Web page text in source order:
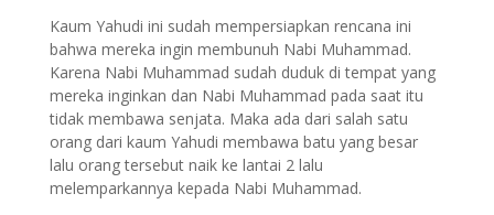
Kaum Yahudi ini sudah mempersiapkan rencana ini
bahwa mereka ingin membunuh Nabi Muhammad.
Karena Nabi Muhammad sudah duduk di tempat yang
mereka inginkan dan Nabi Muhammad pada saat itu
tidak membawa senjata. Maka ada dari salah satu
orang dari kaum Yahudi membawa batu yang besar
lalu orang tersebut naik ke lantai 2 lalu
melemparkannya kepada Nabi Muhammad.